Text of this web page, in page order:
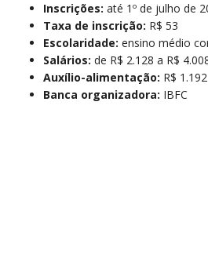
Inscrições: até 1º de julho de
Taxa de inscrição: R$ 53
Escolaridade: ensino médio
Salários: de R$ 2.128 a R$
Auxílio-alimentação: R$ 1.192
Banca organizadora: IBFC